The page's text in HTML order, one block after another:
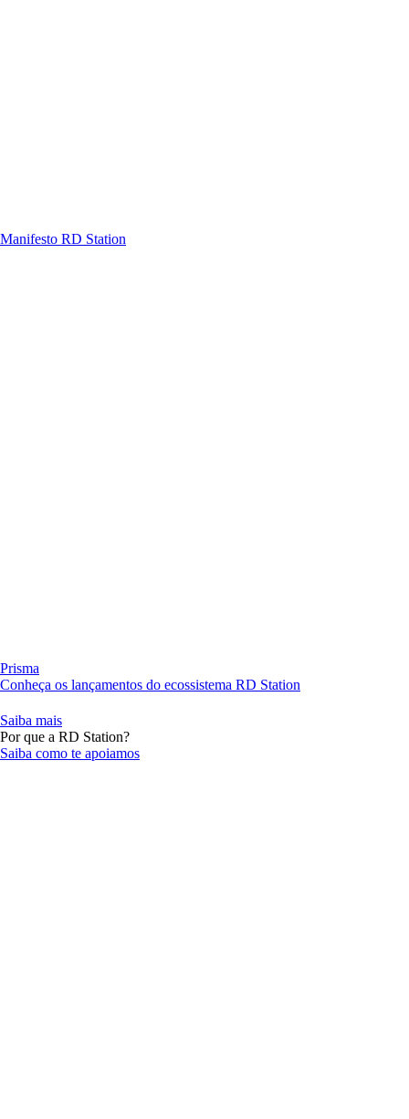
Manifesto RD Station
Prisma
Conheça os lançamentos do ecossistema RD Station
Saiba mais
Por que a RD Station?
Saiba como te apoiamos